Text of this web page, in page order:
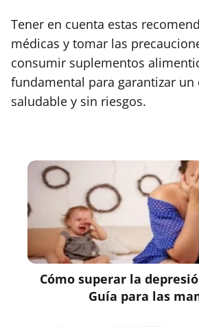
Tener en cuenta estas
médicas y tomar las
consumir suplementos
fundamental para garantizar un
saludable y sin riesgos.
Cómo superar la
Guía para las